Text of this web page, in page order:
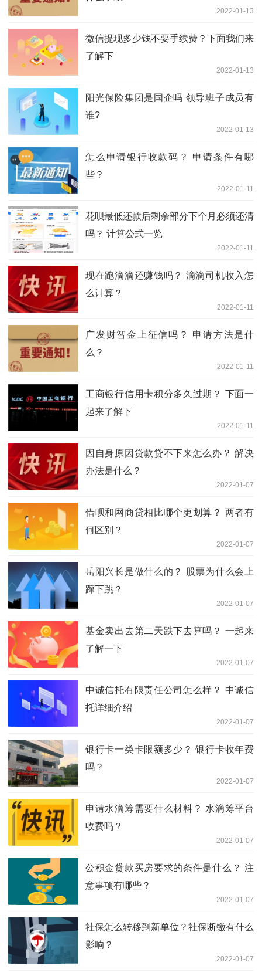
2022-01-13
微信提现多少钱不要手续费？下面我们来
了解下
2022-01-13
阳光保险集团是国企吗 领导班子成员有
谁?
2022-01-13
怎么申请银行收款码？ 申请条件有哪
些？
2022-01-11
花呗最低还款后剩余部分下个月必须还清
吗？ 计算公式一览
2022-01-11
现在跑滴滴还赚钱吗？ 滴滴司机收入怎
么计算？
2022-01-11
广发财智金上征信吗？ 申请方法是什
么？
2022-01-11
工商银行信用卡积分多久过期？ 下面一
起来了解下
2022-01-11
因自身原因贷款贷不下来怎么办？ 解决
办法是什么？
2022-01-07
借呗和网商贷相比哪个更划算？ 两者有
何区别？
2022-01-07
岳阳兴长是做什么的？ 股票为什么会上
蹿下跳？
2022-01-07
基金卖出去第二天跌下去算吗？ 一起来
了解一下
2022-01-07
中诚信托有限责任公司怎么样？ 中诚信
托详细介绍
2022-01-07
银行卡一类卡限额多少？ 银行卡收年费
吗？
2022-01-07
申请水滴筹需要什么材料？ 水滴筹平台
收费吗？
2022-01-07
公积金贷款买房要求的条件是什么？ 注
意事项有哪些？
2022-01-07
社保怎么转移到新单位？社保断缴有什么
影响？
2022-01-07